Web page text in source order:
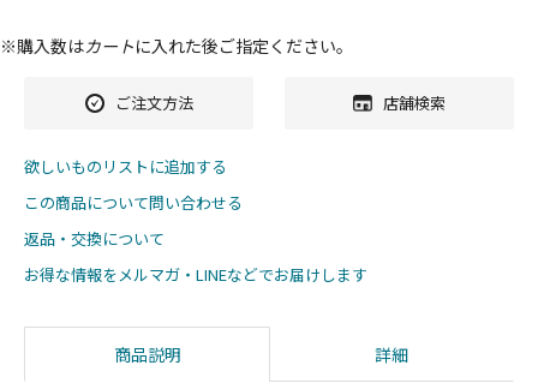
※購入数はカートに入れた後ご指定ください。
ご注文方法 店舗検索
欲しいものリストに追加する
この商品について問い合わせる
返品・交換について
お得な情報をメルマガ・LINEなどでお届けします
商品説明 詳細